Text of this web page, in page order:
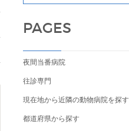
PAGES
夜間当番病院
往診専門
現在地から近隣の動物病院を探す
都道府県から探す